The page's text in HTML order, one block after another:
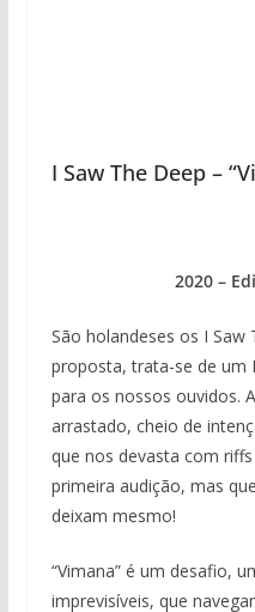
I Saw The Deep –
2020 –
São holandeses os I Saw
proposta, trata-se de um
para os nossos ouvidos.
arrastado, cheio de
que nos devasta com
primeira audição, mas
deixam mesmo!
“Vimana” é um desafio,
imprevisíveis, que